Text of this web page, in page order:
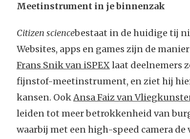
Meetinstrument in je binnenzak
Citizen sciencebestaat in de huidige tij
Websites, apps en games zijn de
Frans Snik van iSPEXlaat deelnemers
fijnstof-meetinstrument, en ziet hij
kansen. OokAnsa Faiz van
leiden tot meer betrokkenheid van
waarbij met een high-speed camera